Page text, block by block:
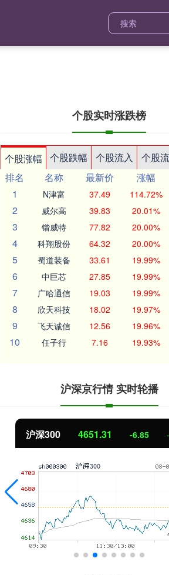
个股实时涨跌榜
个股涨幅 个股跌幅 个股流入 个股
排名
名称 最新价 涨幅
1
N津富 37.49 114.72%
2 威尔高 39.83 20.01%
3 锴威特 77.82 20.00%
4 科翔股份 64.32 20.00%
5 蜀道装备 33.61 19.99%
6 中巨芯 27.85 19.99%
7 广哈通信 19.03 19.99%
8 欣天科技 18.02 19.97%
9 飞天诚信 12.56 19.96%
10 任子行 7.16 19.93%
沪深京行情 实时轮播
北证50 1122.88 3.42